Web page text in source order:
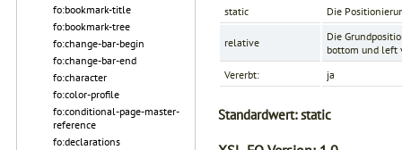
fo:bookmark-title
fo:bookmark-tree
fo:change-bar-begin
fo:change-bar-end
fo:character
fo:color-profile
fo:conditional-page-master-
reference
fo:declarations
static Die
relative
Die
bottom und left
Vererbt:
ja
Standardwert:static